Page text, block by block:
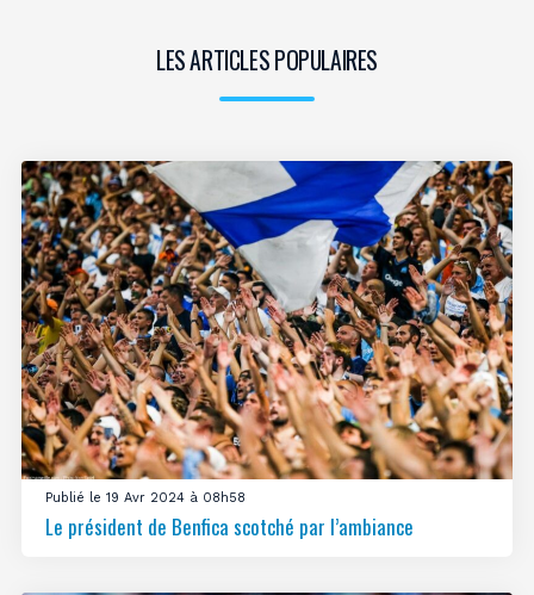
LES ARTICLES POPULAIRES
Publié le 19 Avr 2024 à 08h58
Le président de Benfica scotché par l’ambiance